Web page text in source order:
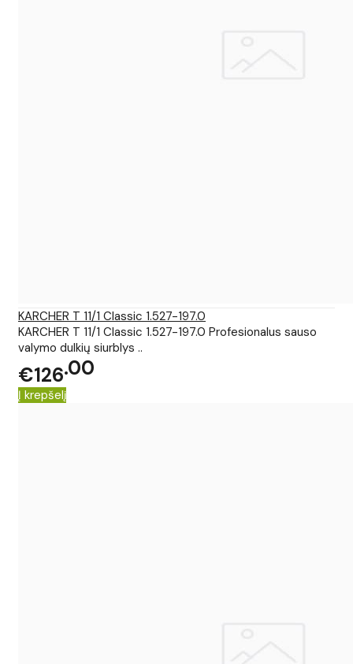
KARCHER T 11/1 Classic 1.527-197.0
KARCHER T 11/1 Classic 1.527-197.0 Profesionalus sauso
valymo dulkių siurblys ..
€126 00
Į krepšelį